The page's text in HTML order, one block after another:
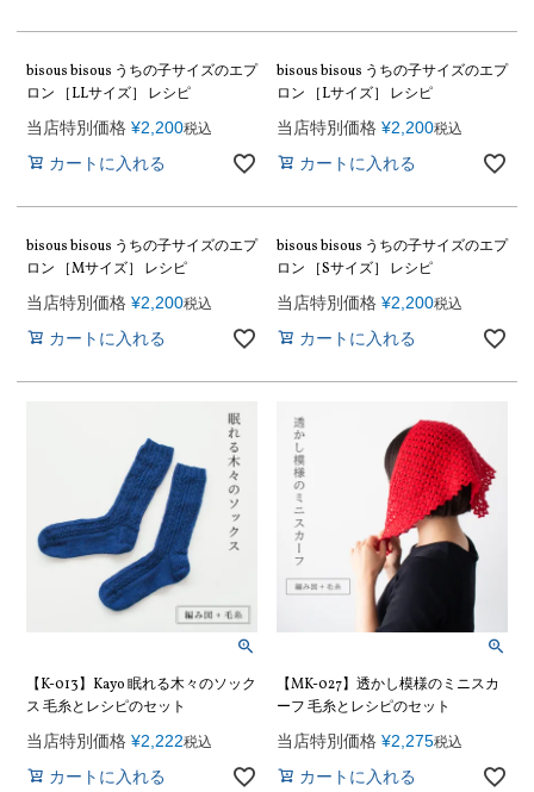
bisous bisous うちの子サイズのエプ
ロン ［LLサイズ］ レシピ
当店特別価格 ¥2,200税込
カートに入れる
bisous bisous うちの子サイズのエプ
ロン ［Lサイズ］ レシピ
当店特別価格 ¥2,200税込
カートに入れる
bisous bisous うちの子サイズのエプ
ロン ［Mサイズ］ レシピ
当店特別価格 ¥2,200税込
カートに入れる
bisous bisous うちの子サイズのエプ
ロン ［Sサイズ］ レシピ
当店特別価格 ¥2,200税込
カートに入れる
【K-013】Kayo 眠れる木々のソック
ス 毛糸とレシピのセット
当店特別価格 ¥2,222税込
カートに入れる
【MK-027】透かし模様のミニスカ
ーフ 毛糸とレシピのセット
当店特別価格 ¥2,275税込
カートに入れる